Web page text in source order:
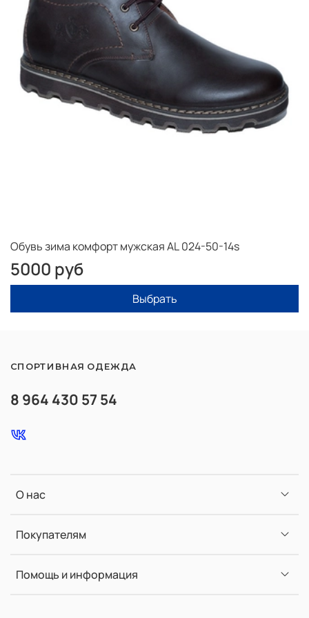
Рекомендации Снимать мерки лучше с учётом носка на
который Вы будете носить обувь, если зима не
слишком холодная то это может быть тонкий носок.
Если Вы носите обувь зимой на толстый носок, то
измеряйте ступню в этом носке.
Обувь зима комфорт мужская AL 024-50-14s
5000 руб
Выбрать
О нас
Покупателям
Помощь и информация
8 964 430 57 54
СПОРТИВНАЯ ОДЕЖДА